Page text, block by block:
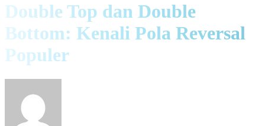
Double Top dan Double
Bottom: Kenali Pola Reversal
Populer